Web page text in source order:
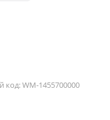
код:WM-1455700000